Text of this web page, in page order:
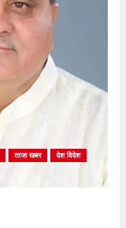
ताजा खबर
देश विदेश